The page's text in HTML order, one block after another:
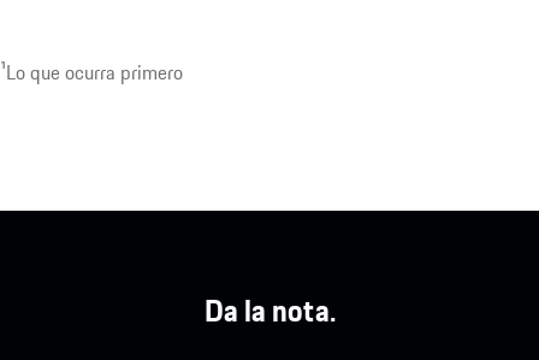
¹Lo que ocurra primero
Da la nota.